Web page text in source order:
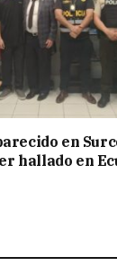
en
hallado en